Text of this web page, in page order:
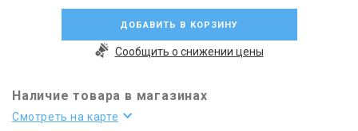
ДОБАВИТЬ В КОРЗИНУ
Сообщить о снижении цены
Наличие товара в магазинах
Смотреть на карте